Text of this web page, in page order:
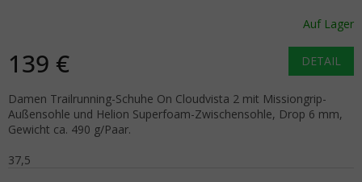
Auf Lager
139 € DETAIL
Damen Trailrunning-Schuhe On Cloudvista 2 mit Missiongrip-
Außensohle und Helion Superfoam-Zwischensohle, Drop 6 mm,
Gewicht ca. 490 g/Paar.
37,5